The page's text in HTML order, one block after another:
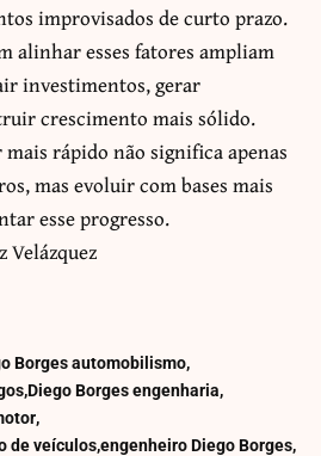
improvisados de curto prazo.
alinhar esses fatores ampliam
investimentos, gerar
crescimento mais sólido.
mais rápido não significa apenas
mas evoluir com bases mais
esse progresso.
Velázquez
Borges automobilismo
Diego Borges engenharia
de veículosengenheiro Diego Borges